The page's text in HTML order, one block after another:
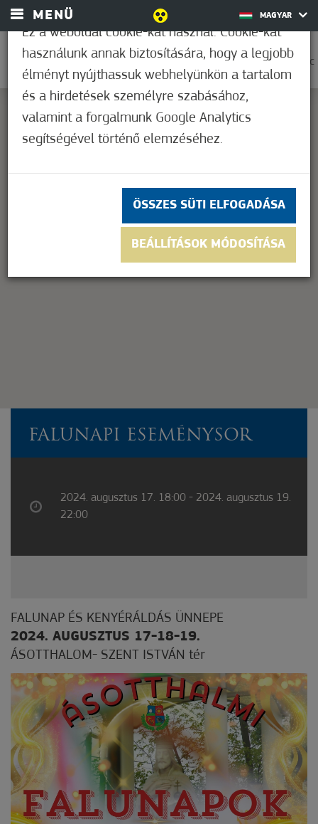
MENÜ MAGYAR
0
37,2°C
This page can't load Google Maps correctly.
Do you own this website? OK
FALUNAPI ESEMÉNYSOR
2024. augusztus 17. 18:00 - 2024. augusztus 19.
22:00
FALUNAP ÉS KENYÉRÁLDÁS ÜNNEPE
2024. AUGUSZTUS 17-18-19.
ÁSOTTHALOM- SZENT ISTVÁN tér
Ez a weboldal cookie-kat használ. Cookie-kat
használunk annak biztosítására, hogy a legjobb
élményt nyújthassuk webhelyünkön a tartalom
és a hirdetések személyre szabásához,
valamint a forgalmunk Google Analytics
segítségével történő elemzéséhez.
ÖSSZES SÜTI ELFOGADÁSA
BEÁLLÍTÁSOK MÓDOSÍTÁSA